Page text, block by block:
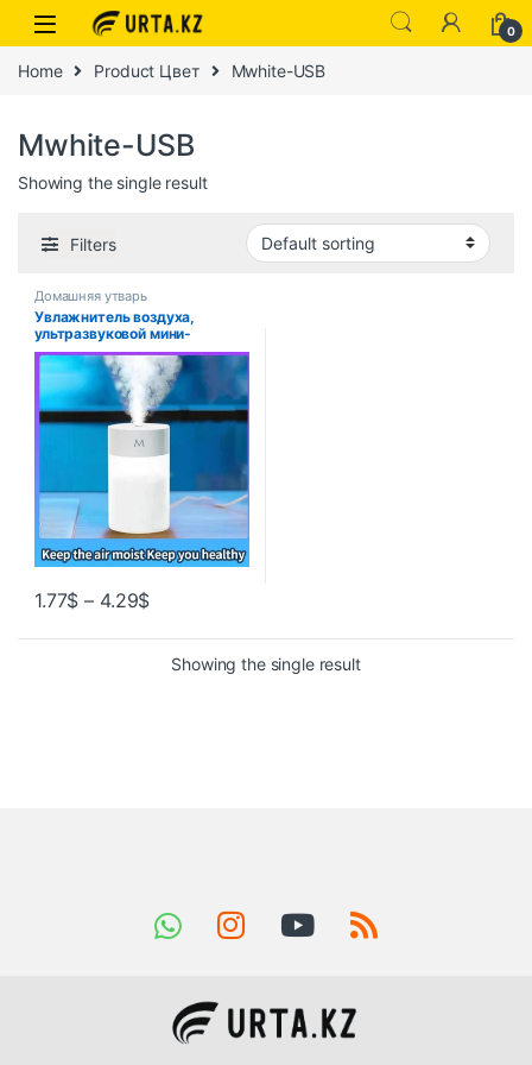
0
Home Product Цвет Mwhite-USB
Mwhite-USB
Showing the single result
Filters
Домашняя утварь
Увлажнитель воздуха,
ультразвуковой мини-
диффузор для ароматерапии,
портативный распылитель,
USB-распылитель эфирного
масла, светодиодная лампа
для домашнего автомобиля
1.77$ – 4.29$
Showing the single result